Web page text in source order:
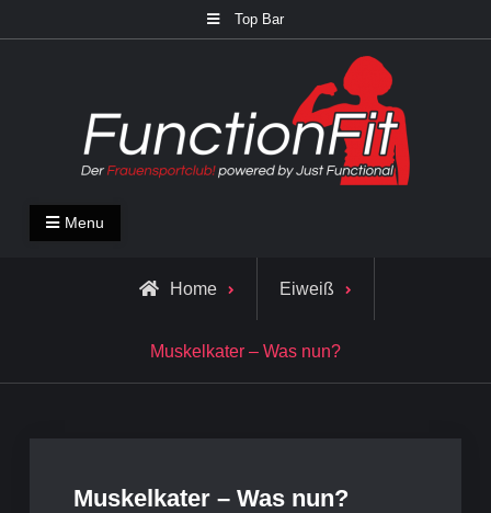
to
Top Bar
FunctionFit Blog
Fitness und Lifestyle Blog
Menu
Home Eiweiß
Muskelkater – Was nun?
Muskelkater – Was nun?